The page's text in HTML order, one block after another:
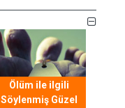
Ölüm ile ilgili
Söylenmiş Güzel